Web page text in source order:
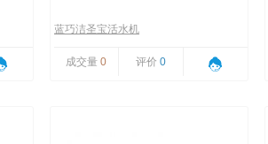
蓝巧洁圣宝活水机
成交量 0 评价 0